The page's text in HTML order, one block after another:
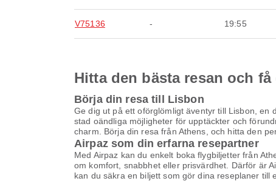
V75136 - 19:55
Hitta den bästa resan och
Börja din resa till Lisbon
Ge dig ut på ett oförglömligt äventyr till Lisbon, en
stad oändliga möjligheter för upptäckter och
charm. Börja din resa från Athens, och hitta den
Airpaz som din erfarna resepartner
Med Airpaz kan du enkelt boka flygbiljetter från
om komfort, snabbhet eller prisvärdhet. Därför är
kan du säkra en biljett som gör dina reseplaner till